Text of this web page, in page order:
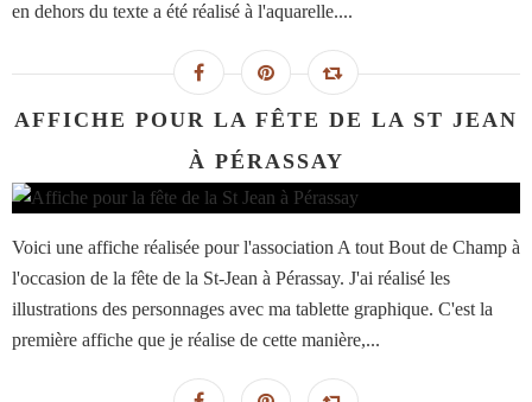
en dehors du texte a été réalisé à l'aquarelle....
AFFICHE POUR LA FÊTE DE LA ST JEAN
À PÉRASSAY
Voici une affiche réalisée pour l'association A tout Bout de Champ à
l'occasion de la fête de la St-Jean à Pérassay. J'ai réalisé les
illustrations des personnages avec ma tablette graphique. C'est la
première affiche que je réalise de cette manière,...